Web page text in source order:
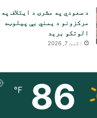
د سعودي په مشرۍ د ایتلاف په
مرکزونو د یمني بې پیلوټه
الوتکو برید
اگست 7, 2026
86
℉